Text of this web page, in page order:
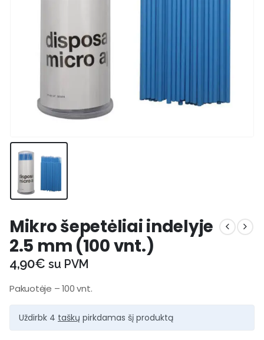
Mikro šepetėliai indelyje
2.5 mm (100 vnt.)
4,90€ su PVM
Pakuotėje – 100 vnt.
Uždirbk 4 taškų pirkdamas šį produktą